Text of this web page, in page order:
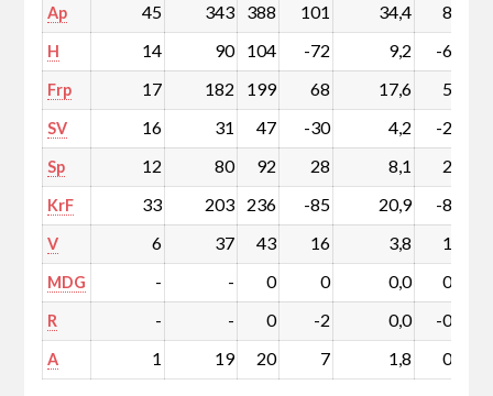
Ap 45 343 388 101 34,4 8,2
H 14 90 104 -72 9,2 -6,8
Frp 17 182 199 68 17,6 5,7
SV 16 31 47 -30 4,2 -2,8
Sp 12 80 92 28 8,1 2,3
KrF 33 203 236 -85 20,9 -8,3
V 6 37 43 16 3,8 1,3
MDG - - 0 0 0,0 0,0
R - - 0 -2 0,0 -0,2
A 1 19 20 7 1,8 0,6